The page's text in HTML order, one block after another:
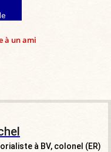
à un ami
à BV, colonel (ER)